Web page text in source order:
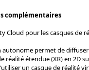
complémentaires
Cloud pour les casques de
autonome permet de
réalité étendue (XR) en 2D
un casque de réalité